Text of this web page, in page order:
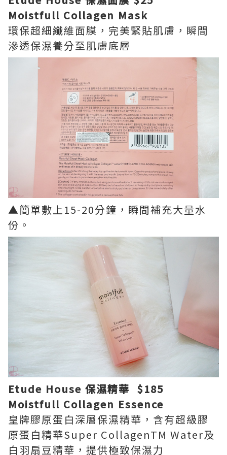
Moistfull Collagen Mask
環保超細纖維面膜，完美緊貼肌膚，瞬間
滲透保濕養分至肌膚底層
▲簡單敷上15-20分鐘，瞬間補充大量水
份。
Etude House 保濕精華 $185
Moistfull Collagen Essence
皇牌膠原蛋白深層保濕精華，含有超級膠
原蛋白精華Super CollagenTM Water及
白羽扇豆精華，提供極致保濕力